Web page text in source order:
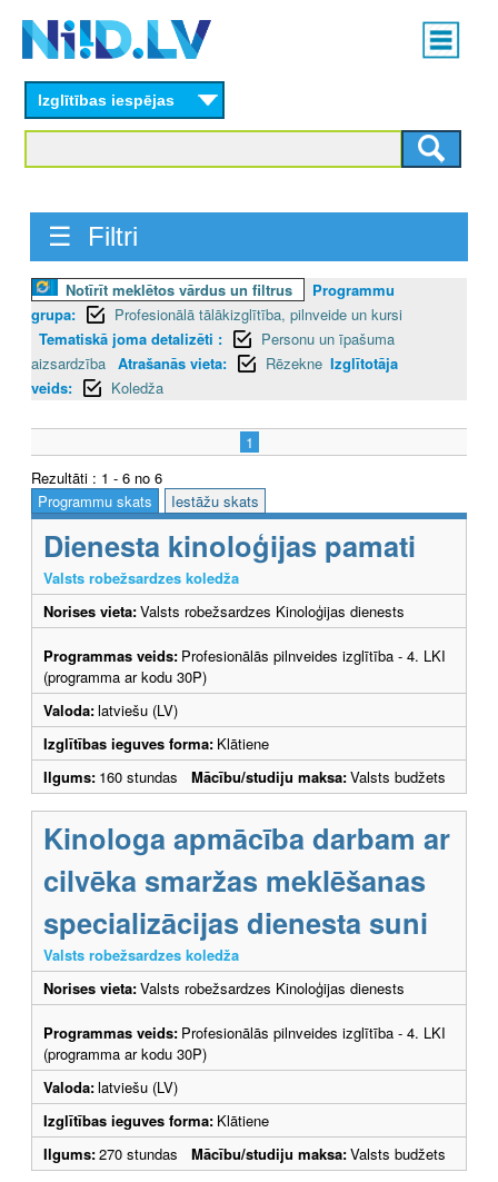
content
Main
menu
Izglītības iespējas
☰ Filtri
Notīrīt meklētos vārdus un filtrus
Programmu
grupa:
Profesionālā tālākizglītība, pilnveide un kursi
Tematiskā joma detalizēti :
Personu un īpašuma
aizsardzība Atrašanās vieta: Rēzekne Izglītotāja
veids:
Koledža
1
Rezultāti : 1 - 6 no 6
Programmu skats
Iestāžu skats
Dienesta kinoloģijas pamati
Valsts robežsardzes koledža
Norises vieta:Valsts robežsardzes Kinoloģijas dienests
Programmas veids: Profesionālās pilnveides izglītība - 4. LKI
(programma ar kodu 30P)
Valoda:latviešu (LV)
Izglītības ieguves forma: Klātiene
Ilgums: 160 stundas Mācību/studiju maksa:Valsts budžets
Kinologa apmācība darbam ar
cilvēka smaržas meklēšanas
specializācijas dienesta suni
Valsts robežsardzes koledža
Norises vieta:Valsts robežsardzes Kinoloģijas dienests
Programmas veids: Profesionālās pilnveides izglītība - 4. LKI
(programma ar kodu 30P)
Valoda:latviešu (LV)
Izglītības ieguves forma: Klātiene
Ilgums:270 stundas Mācību/studiju maksa:Valsts budžets